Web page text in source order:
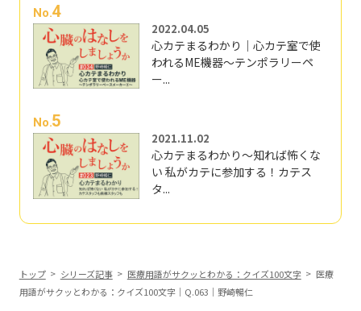
No.4
2022.04.05
心カテまるわかり｜心カテ室で使
われるME機器～テンポラリーペ
ー...
No.5
2021.11.02
心カテまるわかり～知れば怖くな
い 私がカテに参加する！カテス
タ...
トップ シリーズ記事 医療用語がサクッとわかる：クイズ100文字
医療
用語がサクッとわかる：クイズ100文字｜Q.063｜野崎暢仁